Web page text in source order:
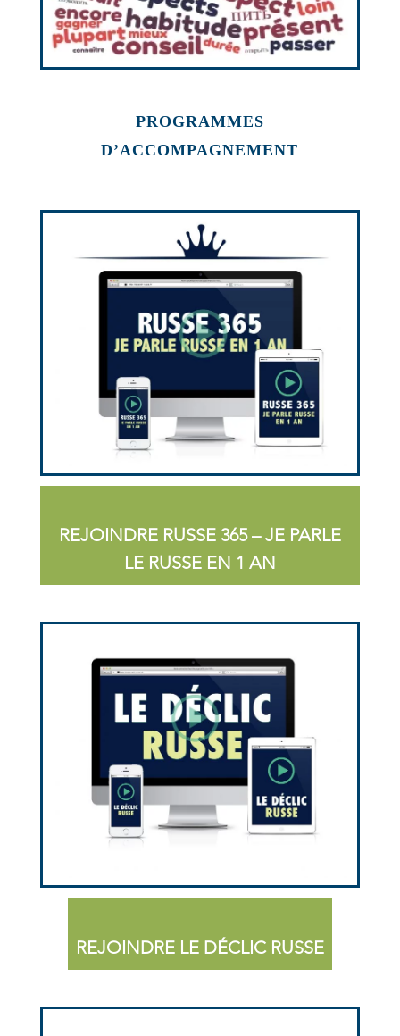
PROGRAMMES
D’ACCOMPAGNEMENT
REJOINDRE RUSSE 365 – JE PARLE
LE RUSSE EN 1 AN
REJOINDRE LE DÉCLIC RUSSE